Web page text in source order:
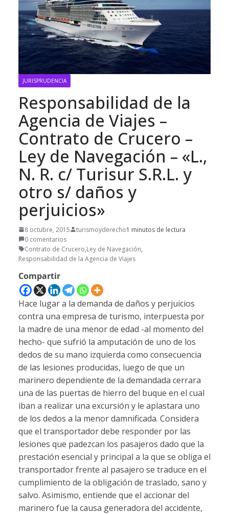
JURISPRUDENCIA
Responsabilidad de la
Agencia de Viajes –
Contrato de Crucero –
Ley de Navegación – «L.,
N. R. c/ Turisur S.R.L. y
otro s/ daños y
perjuicios»
8 octubre, 2015 turismoyderecho1 minutos de lectura
0 comentarios
Contrato de Crucero,Ley de Navegación,
Responsabilidad de la Agencia de Viajes
Compartir
Hace lugar a la demanda de daños y perjuicios
contra una empresa de turismo, interpuesta por
la madre de una menor de edad -al momento del
hecho- que sufrió la amputación de uno de los
dedos de su mano izquierda como consecuencia
de las lesiones producidas, luego de que un
marinero dependiente de la demandada cerrara
una de las puertas de hierro del buque en el cual
iban a realizar una excursión y le aplastara uno
de los dedos a la menor damnificada. Considera
que el transportador debe responder por las
lesiones que padezcan los pasajeros dado que la
prestación esencial y principal a la que se obliga el
transportador frente al pasajero se traduce en el
cumplimiento de la obligación de traslado, sano y
salvo. Asimismo, entiende que el accionar del
marinero fue la causa generadora del accidente,